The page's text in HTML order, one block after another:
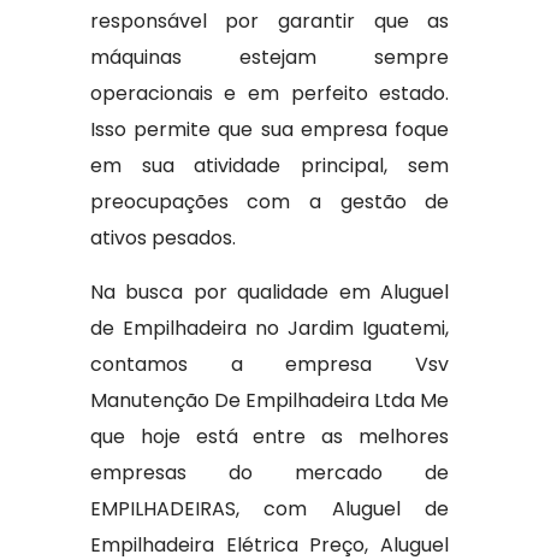
responsável por garantir que as
máquinas estejam sempre
operacionais e em perfeito estado.
Isso permite que sua empresa foque
em sua atividade principal, sem
preocupações com a gestão de
ativos pesados.
Na busca por qualidade em Aluguel
de Empilhadeira no Jardim Iguatemi,
contamos a empresa Vsv
Manutenção De Empilhadeira Ltda Me
que hoje está entre as melhores
empresas do mercado de
EMPILHADEIRAS, com Aluguel de
Empilhadeira Elétrica Preço, Aluguel